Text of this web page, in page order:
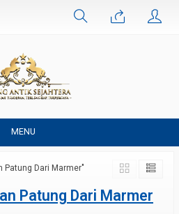
MENU
Patung Dari Marmer"
Patung Dari Marmer